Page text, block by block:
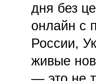
дня без
онлайн с
России,
живые